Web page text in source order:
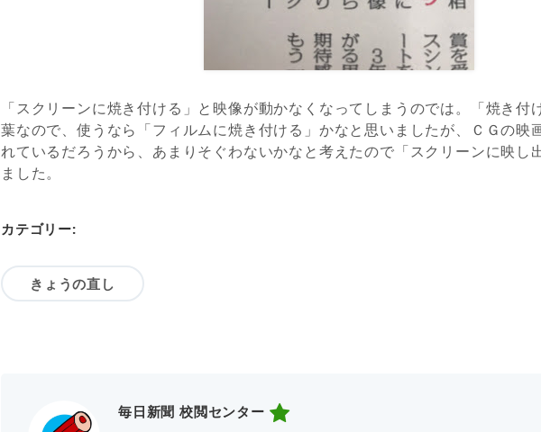
「スクリーンに焼き付ける」と映像が動かなくなってしまうのでは。「焼き付
葉なので、使うなら「フィルムに焼き付ける」かなと思いましたが、ＣＧの映
れているだろうから、あまりそぐわないかなと考えたので「スクリーンに映し
ました。
カテゴリー:
きょうの直し
毎日新聞 校閲センター